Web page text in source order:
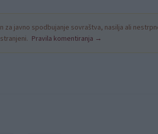
za javno spodbujanje sovraštva, nasilja ali
Pravila komentiranja →